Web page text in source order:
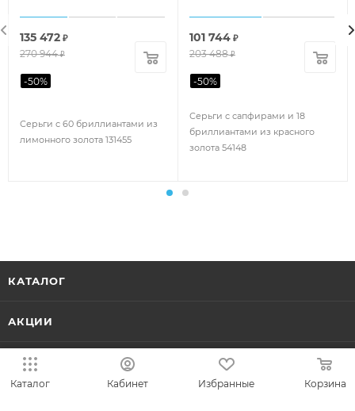
Серьги с 60 бриллиантами из
лимонного золота 131455
135 472 ₽
270 944₽
-50%
Серьги с сапфирами и 18
бриллиантами из красного
золота 54148
101 744 ₽
203 488₽
-50%
КАТАЛОГ
АКЦИИ
КОЛЛЕКЦИИ
Каталог Кабинет Избранные Корзина